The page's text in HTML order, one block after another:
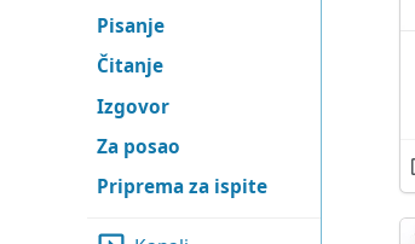
Pisanje
Čitanje
Izgovor
Za posao
Priprema za ispite